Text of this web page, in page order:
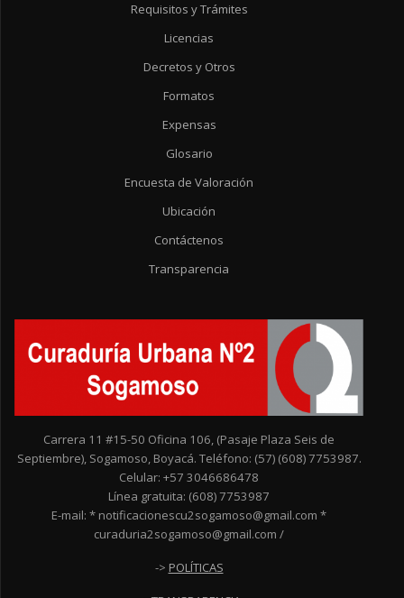
Requisitos y Trámites
Licencias
Decretos y Otros
Formatos
Expensas
Glosario
Encuesta de Valoración
Ubicación
Contáctenos
Transparencia
Carrera 11 #15-50 Oficina 106, (Pasaje Plaza Seis de
Septiembre), Sogamoso, Boyacá. Teléfono: (57) (608) 7753987.
Celular: +57 3046686478
Línea gratuita: (608) 7753987
E-mail: * notificacionescu2sogamoso@gmail.com *
curaduria2sogamoso@gmail.com /
-> POLÍTICAS